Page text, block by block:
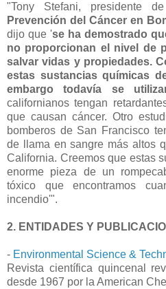
"Tony Stefani, presidente
Prevención del Cáncer en
dijo que 'se ha demostrado
no proporcionan el nivel de
salvar vidas y propiedades.
estas sustancias químicas
embargo todavía se
californianos tengan
que causan cáncer. Otro
bomberos de San Francisco
de llama en sangre más altos
California. Creemos que estas
enorme pieza de un
tóxico que encontramos
incendio'".
2. ENTIDADES Y
- Environmental Science &
Revista científica quincenal
desde 1967 por la American